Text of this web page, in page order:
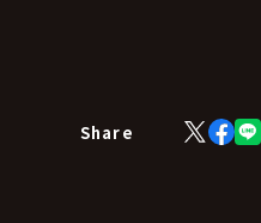
Share
X
(Twitter)